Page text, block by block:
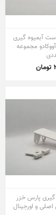
آبمیوه گیری
مجموعه
گیری پارس خزر